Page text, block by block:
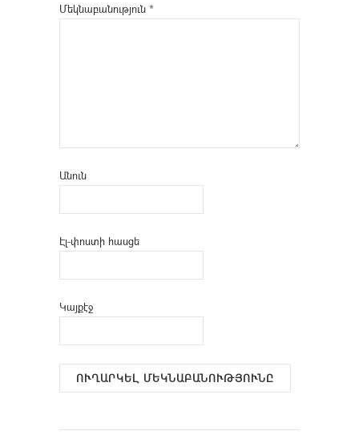
Մեկնաբանություն *
Անուն
Էլ-փոստի հասցե
Կայքէջ